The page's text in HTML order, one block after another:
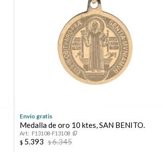
Envío gratis
Medalla de oro 10 ktes, SAN BENITO.
F13108-F13108
$ 5.393 $6.345